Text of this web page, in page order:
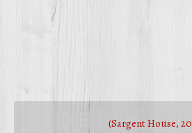
(Sargent House,